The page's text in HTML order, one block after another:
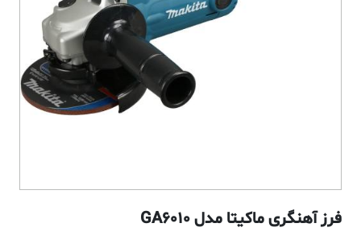
فرز آهنگری ماکیتا مدل GA6010